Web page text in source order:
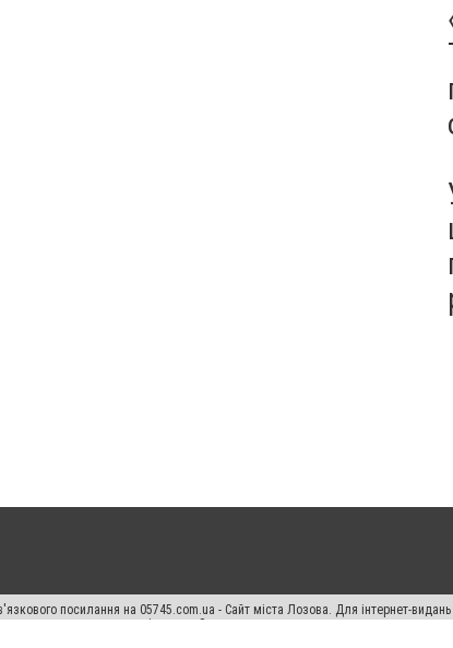
посилання на 05745.com.ua - Сайт міста Лозова. Для інтернет-
виняткових прав переслідується Законом.